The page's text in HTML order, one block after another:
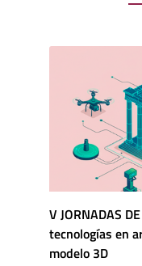
V JORNADAS
tecnologías en
modelo 3D